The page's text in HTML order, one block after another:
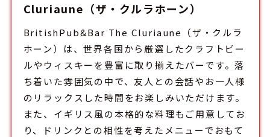
Cluriaune（ザ・クルラホーン）
BritishPub&Bar The Cluriaune（ザ・クルラ
ホーン）は、世界各国から厳選したクラフトビー
ルやウィスキーを豊富に取り揃えたバーです。落
ち着いた雰囲気の中で、友人との会話やお一人様
のリラックスした時間をお楽しみいただけます。
また、イギリス風の本格的な料理もご用意してお
り、ドリンクとの相性を考えたメニューでおもて